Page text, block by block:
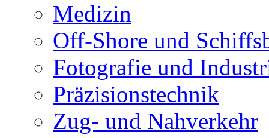
Medizin
Off-Shore und
Fotografie und
Präzisionstechnik
Zug- und Nahverkehr